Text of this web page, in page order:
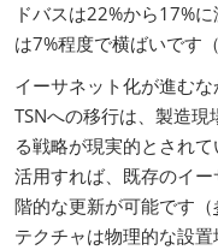
ドバスは22%から17%
は7%程度で横ばいです（
イーサネット化が進む
TSNへの移行は、製造
る戦略が現実的とされ
活用すれば、既存のイ
階的な更新が可能です（
テクチャは物理的な設